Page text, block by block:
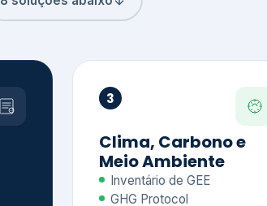
3
Clima, Carbono e
Meio Ambiente
Inventário de GEE
GHG Protocol